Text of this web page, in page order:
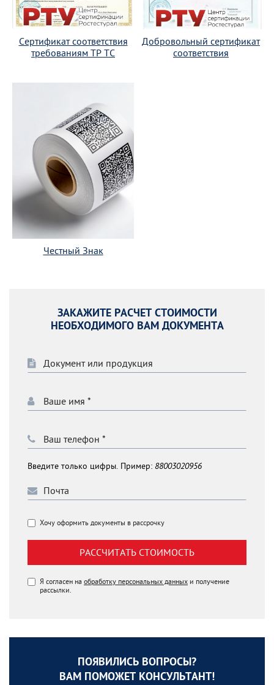
Сертификат соответствия
требованиям ТР ТС
Добровольный сертификат
соответствия
Честный Знак
ЗАКАЖИТЕ РАСЧЕТ СТОИМОСТИ
НЕОБХОДИМОГО ВАМ ДОКУМЕНТА
Введите только цифры. Пример: 88003020956
Хочу оформить документы в рассрочку
РАССЧИТАТЬ СТОИМОСТЬ
Я согласен на обработку персональных данных и получение
рассылки.
ПОЯВИЛИСЬ ВОПРОСЫ?
ВАМ ПОМОЖЕТ КОНСУЛЬТАНТ!